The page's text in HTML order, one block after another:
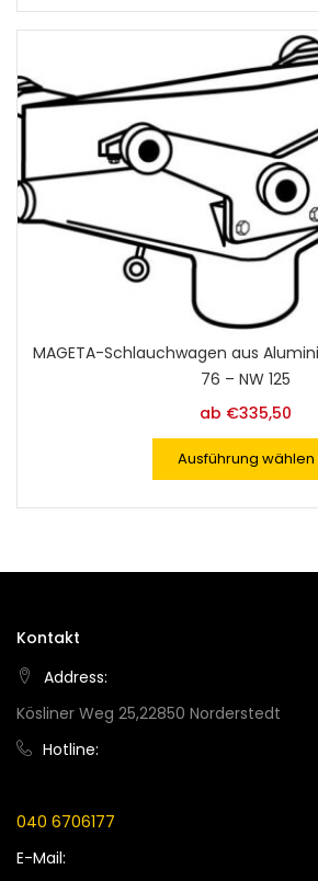
MAGETA-Schlauchwagen aus
76 – NW 125
ab €335,50
Ausführung wählen
Kontakt
Address:
Kösliner Weg 25,22850 Norderstedt
Hotline:
040 6706177
E-Mail: